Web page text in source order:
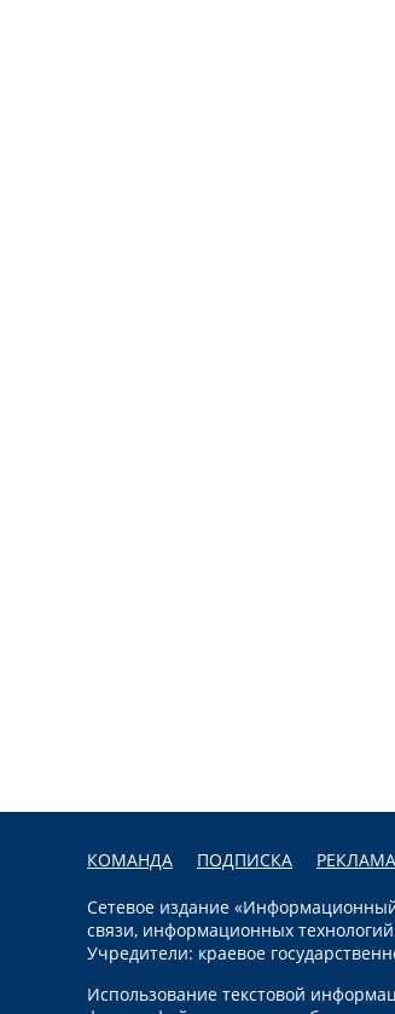
КОМАНДА ПОДПИСКА РЕКЛАМА
Сетевое издание
связи, информационных
Учредители: краевое
Использование текстовой